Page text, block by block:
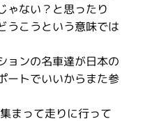
ゃない？と思ったり
うこうという意味では
ョンの名車達が日本の
ートでいいからまた参
まって走りに行って